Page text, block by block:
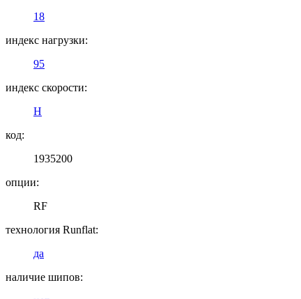
18
индекс нагрузки:
95
индекс скорости:
H
код:
1935200
опции:
RF
технология Runflat:
да
наличие шипов: